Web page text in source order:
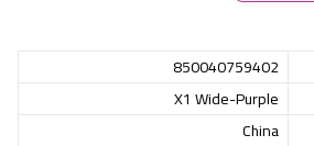
850040759402
X1 Wide-Purple
China